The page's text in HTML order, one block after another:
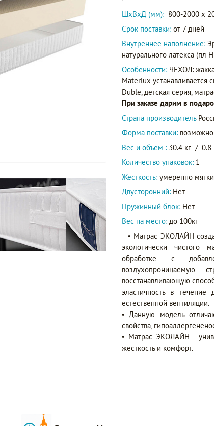
ШxВxД (мм): 800-2000 x
Срок поставки: от 7 дней
Внутреннее наполнение:
натурального латекса (пл
Особенности: ЧЕХОЛ:
Materlux
Duble, детская серия,
При заказе дарим в
Страна производитель
Форма поставки: возможно
Вес и объем : 30.4 кг / 0.8
Количество упаковок: 1
Жесткость: умеренно
Двусторонний: Нет
Пружинный блок: Нет
Вес на место: до 100кг
• Матрас ЭКОЛАЙН
экологически чистого
обработке с
воздухопроницаемую
восстанавливающую
эластичность в
естественной вентиляции.
• Данную модель
свойства,
• Матрас ЭКОЛАЙН -
жесткость и комфорт.